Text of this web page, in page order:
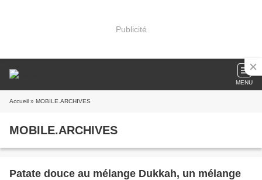
Publicité
MENU
Accueil » MOBILE.ARCHIVES
MOBILE.ARCHIVES
Patate douce au mélange Dukkah, un mélange